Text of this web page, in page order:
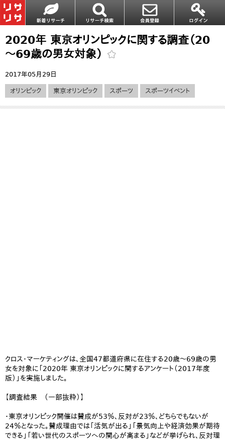
2020年 東京オリンピックに関する調査（20
～69歳の男女対象）
2017年05月29日
オリンピック 東京オリンピック スポーツ スポーツイベント
クロス・マーケティングは、全国47都道府県に在住する20歳～69歳の男
女を対象に「2020年 東京オリンピックに関するアンケート（2017年度
版）」を実施しました。
【調査結果 （一部抜粋）】
・東京オリンピック開催は賛成が53％、反対が23％、どちらでもないが
24％となった。賛成理由では「活気が出る」「景気向上や経済効果が期待
できる」「若い世代のスポーツへの関心が高まる」などが挙げられ、反対理